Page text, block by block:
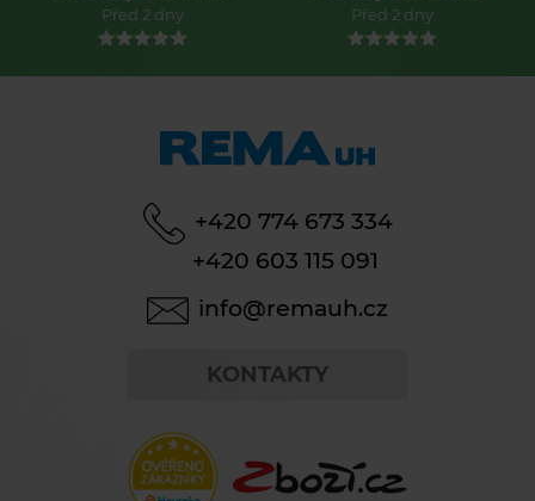
Před 2 dny Před 2 dny
+420 774 673 334
+420 603 115 091
info@remauh.cz
KONTAKTY